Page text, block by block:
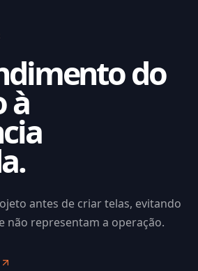
do
à
antes de criar telas, evitando
não representam a operação.